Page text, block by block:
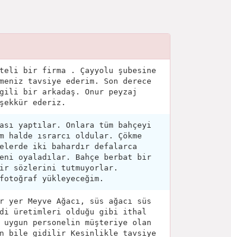
bir firma . Çayyolu şubesine
tavsiye ederim. Son derece
bir arkadaş. Onur peyzaj
ederiz.
yaptılar. Onlara tüm bahçeyi
halde ısrarcı oldular. Çökme
iki bahardır defalarca
oyaladılar. Bahçe berbat bir
sözlerini tutmuyorlar.
yükleyeceğim.
Meyve Ağacı, süs ağacı süs
üretimleri olduğu gibi ithal
personelin müşteriye olan
bile gidilir Kesinlikle tavsiye